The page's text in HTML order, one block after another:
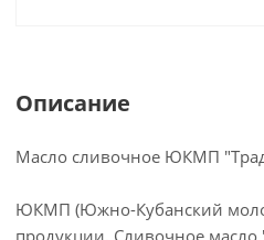
Описание
Масло сливочное ЮКМП
ЮКМП (Южно-Кубанский
продукции. Сливочное масло